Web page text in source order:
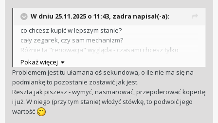
W dniu 25.11.2025 o 11:43, zadra napisał(-a):
co chcesz kupić w lepszym stanie?
cały zegarek, czy sam mechanizm?
Różnie ta "renowacja" wygląda - czasami chcesz tylko
uruchomić a czasami ful-wypas.
W drugim przypadku cena renowacji przekroczy cenę
nowego zegarka. NOWEGO. gdyby udało się taki kupić.
Tak czy siak, nawet jak kupisz inny " w cenie renowacji" to
na 85% i tak będzie wymagał co najmniej wizyty u
zegarmistrza i położysz kolejne pieniążki, żeby pracował
Pokaż więcej
Problemem jest tu ułamana oś sekundowa, o ile nie ma się na
podmiankę to pozostanie zostawić jak jest.
Reszta jak piszesz - wymyć, nasmarować, przepolerować kopertę
i już. W niego (przy tym stanie) włożyć stówkę, to podwoić jego
wartość